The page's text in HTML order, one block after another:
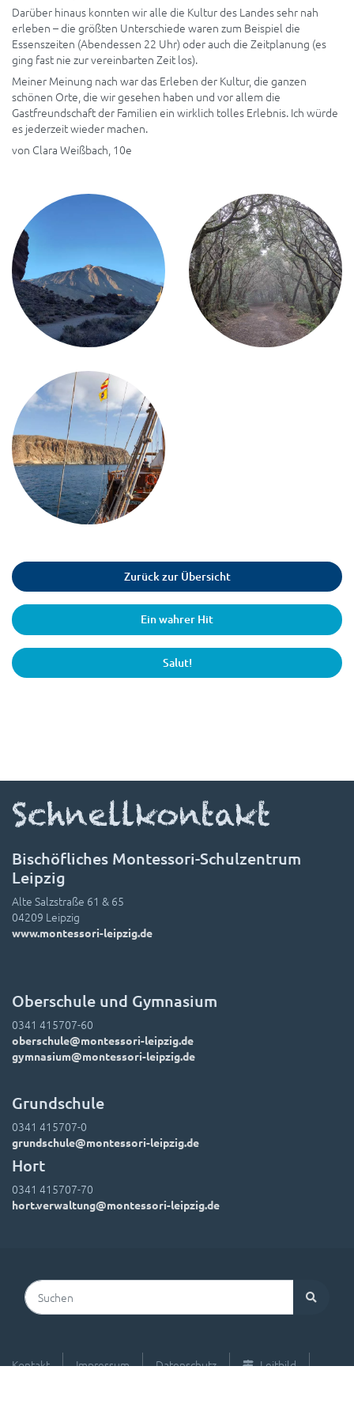
Darüber hinaus konnten wir alle die Kultur des Landes sehr nah
erleben – die größten Unterschiede waren zum Beispiel die
Essenszeiten (Abendessen 22 Uhr) oder auch die Zeitplanung (es
ging fast nie zur vereinbarten Zeit los).
Meiner Meinung nach war das Erleben der Kultur, die ganzen
schönen Orte, die wir gesehen haben und vor allem die
Gastfreundschaft der Familien ein wirklich tolles Erlebnis. Ich würde
es jederzeit wieder machen.
von Clara Weißbach, 10e
Zurück zur Übersicht
Ein wahrer Hit
Salut!
Schnellkontakt
Bischöfliches Montessori-Schulzentrum
Leipzig
Alte Salzstraße 61 & 65
04209 Leipzig
www.montessori-leipzig.de
Oberschule und Gymnasium
0341 415707-60
oberschule@montessori-leipzig.de
gymnasium@montessori-leipzig.de
Grundschule
0341 415707-0
grundschule@montessori-leipzig.de
Hort
0341 415707-70
hort.verwaltung@montessori-leipzig.de
Suchen
Kontakt Impressum Datenschutz
Leitbild